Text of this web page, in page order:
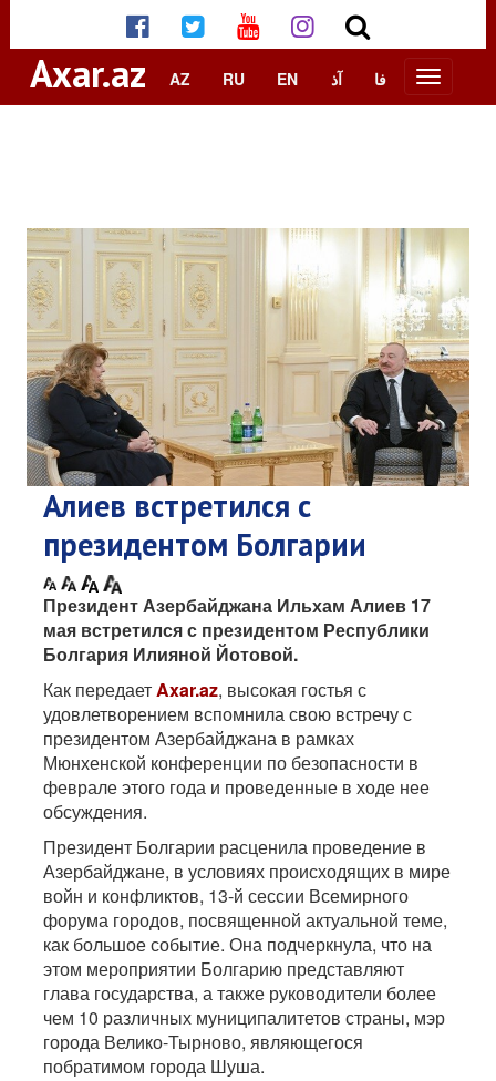
Axar.az AZ RU EN آذ فا
Алиев встретился с
президентом Болгарии
Президент Азербайджана Ильхам Алиев 17
мая встретился с президентом Республики
Болгария Илияной Йотовой.
Как передаетAxar.az, высокая гостья с
удовлетворением вспомнила свою встречу с
президентом Азербайджана в рамках
Мюнхенской конференции по безопасности в
феврале этого года и проведенные в ходе нее
обсуждения.
Президент Болгарии расценила проведение в
Азербайджане, в условиях происходящих в мире
войн и конфликтов, 13-й сессии Всемирного
форума городов, посвященной актуальной теме,
как большое событие. Она подчеркнула, что на
этом мероприятии Болгарию представляют
глава государства, а также руководители более
чем 10 различных муниципалитетов страны, мэр
города Велико-Тырново, являющегося
побратимом города Шуша.